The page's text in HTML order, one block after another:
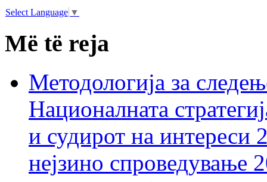
Select Language ▼
Më të reja
Методологија за
Националната
и судирот на интереси
нејзино спроведување